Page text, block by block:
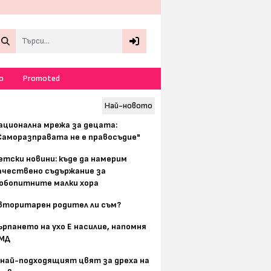
Promoted
Най-новото
мрежа за децата:
не е правосъдие"
новини: къде да намерим
съдържание за
малки хора
родител ли съм?
на ухо Е насилие, напомня
подходящият цвят за дреха на